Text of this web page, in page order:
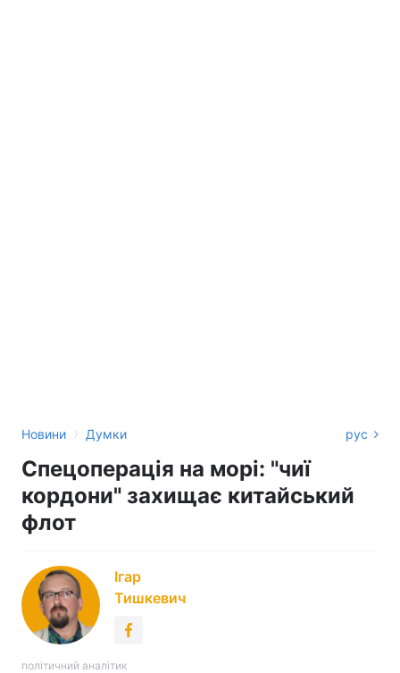
Новини › Думки рус
Спецоперація на морі: "чиї
кордони" захищає китайський
флот
Ігар
Тишкевич
політичний аналітик